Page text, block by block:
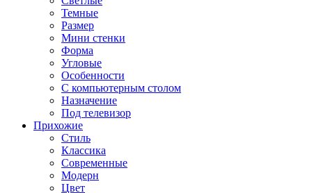
Темные
Размер
Мини стенки
Форма
Угловые
Особенности
С компьютерным столом
Назначение
Под телевизор
Прихожие
Стиль
Классика
Современные
Модерн
Цвет